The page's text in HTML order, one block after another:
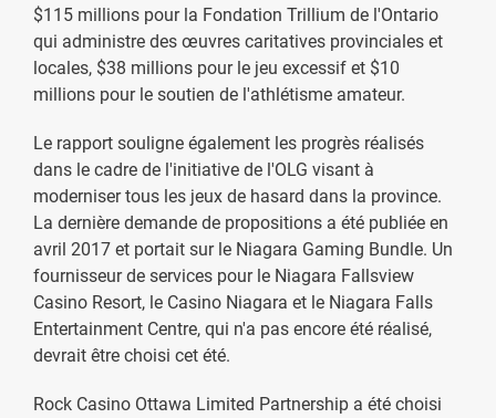
$115 millions pour la Fondation Trillium de l'Ontario
qui administre des œuvres caritatives provinciales et
locales, $38 millions pour le jeu excessif et $10
millions pour le soutien de l'athlétisme amateur.
Le rapport souligne également les progrès réalisés
dans le cadre de l'initiative de l'OLG visant à
moderniser tous les jeux de hasard dans la province.
La dernière demande de propositions a été publiée en
avril 2017 et portait sur le Niagara Gaming Bundle. Un
fournisseur de services pour le Niagara Fallsview
Casino Resort, le Casino Niagara et le Niagara Falls
Entertainment Centre, qui n'a pas encore été réalisé,
devrait être choisi cet été.
Rock Casino Ottawa Limited Partnership a été choisi